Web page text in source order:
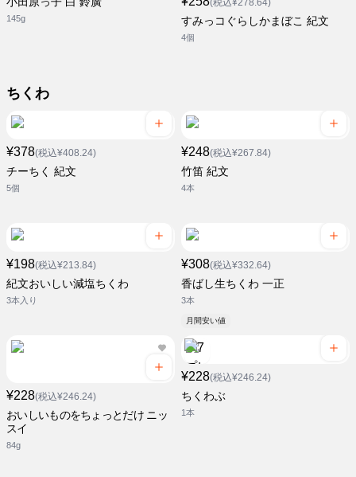
145g
(税込¥278.64)
すみっコぐらしかまぼこ 紀文
4個
ちくわ
¥378(税込¥408.24)
チーちく 紀文
5個
¥248(税込¥267.84)
竹笛 紀文
4本
¥198(税込¥213.84)
紀文おいしい減塩ちくわ
3本入り
¥308(税込¥332.64)
香ばし生ちくわ 一正
3本
月間安い値
¥228(税込¥246.24)
おいしいものをちょっとだけ ニッ
スイ
84g
¥228(税込¥246.24)
ちくわぶ
1本